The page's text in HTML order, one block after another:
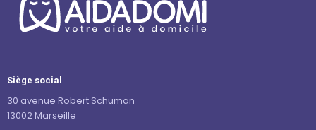
Siège social
30 avenue Robert Schuman
13002 Marseille